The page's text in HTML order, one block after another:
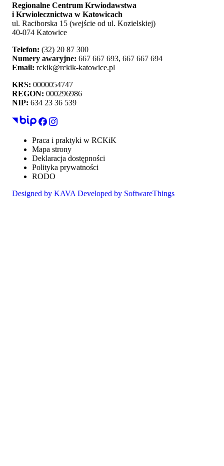
Regionalne Centrum Krwiodawstwa
i Krwiolecznictwa w Katowicach
ul. Raciborska 15 (wejście od ul. Kozielskiej)
40-074 Katowice
Telefon: (32) 20 87 300
Numery awaryjne: 667 667 693, 667 667 694
Email: rckik@rckik-katowice.pl
KRS: 0000054747
REGON: 000296986
NIP: 634 23 36 539
Praca i praktyki w RCKiK
Mapa strony
Deklaracja dostępności
Polityka prywatności
RODO
Designed by KAVA Developed by SoftwareThings